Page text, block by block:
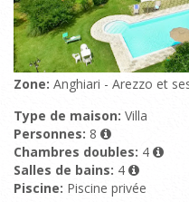
Zone: Anghiari - Arezzo et
Type de maison: Villa
Personnes: 8
Chambres doubles: 4
Salles de bains: 4
Piscine: Piscine privée